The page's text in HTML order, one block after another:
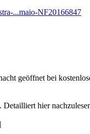
...maio-NF20166847
geöffnet bei
hier